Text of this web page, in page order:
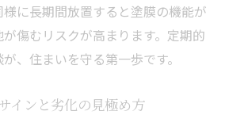
びで失敗しないコツと体験談
ら見る屋根塗装の成功ポイント
保証期間や対応体制を確認する
ミュニケーションを円滑にする
に長期間放置すると塗膜の機能が
傷むリスクが高まります。定期的
、住まいを守る第一歩です。
インと劣化の見極め方